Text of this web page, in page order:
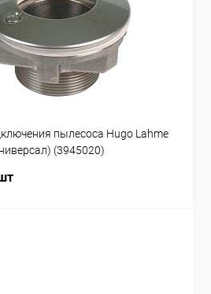
Под заказ
пылесоса Hugo Lahme
(3945020)